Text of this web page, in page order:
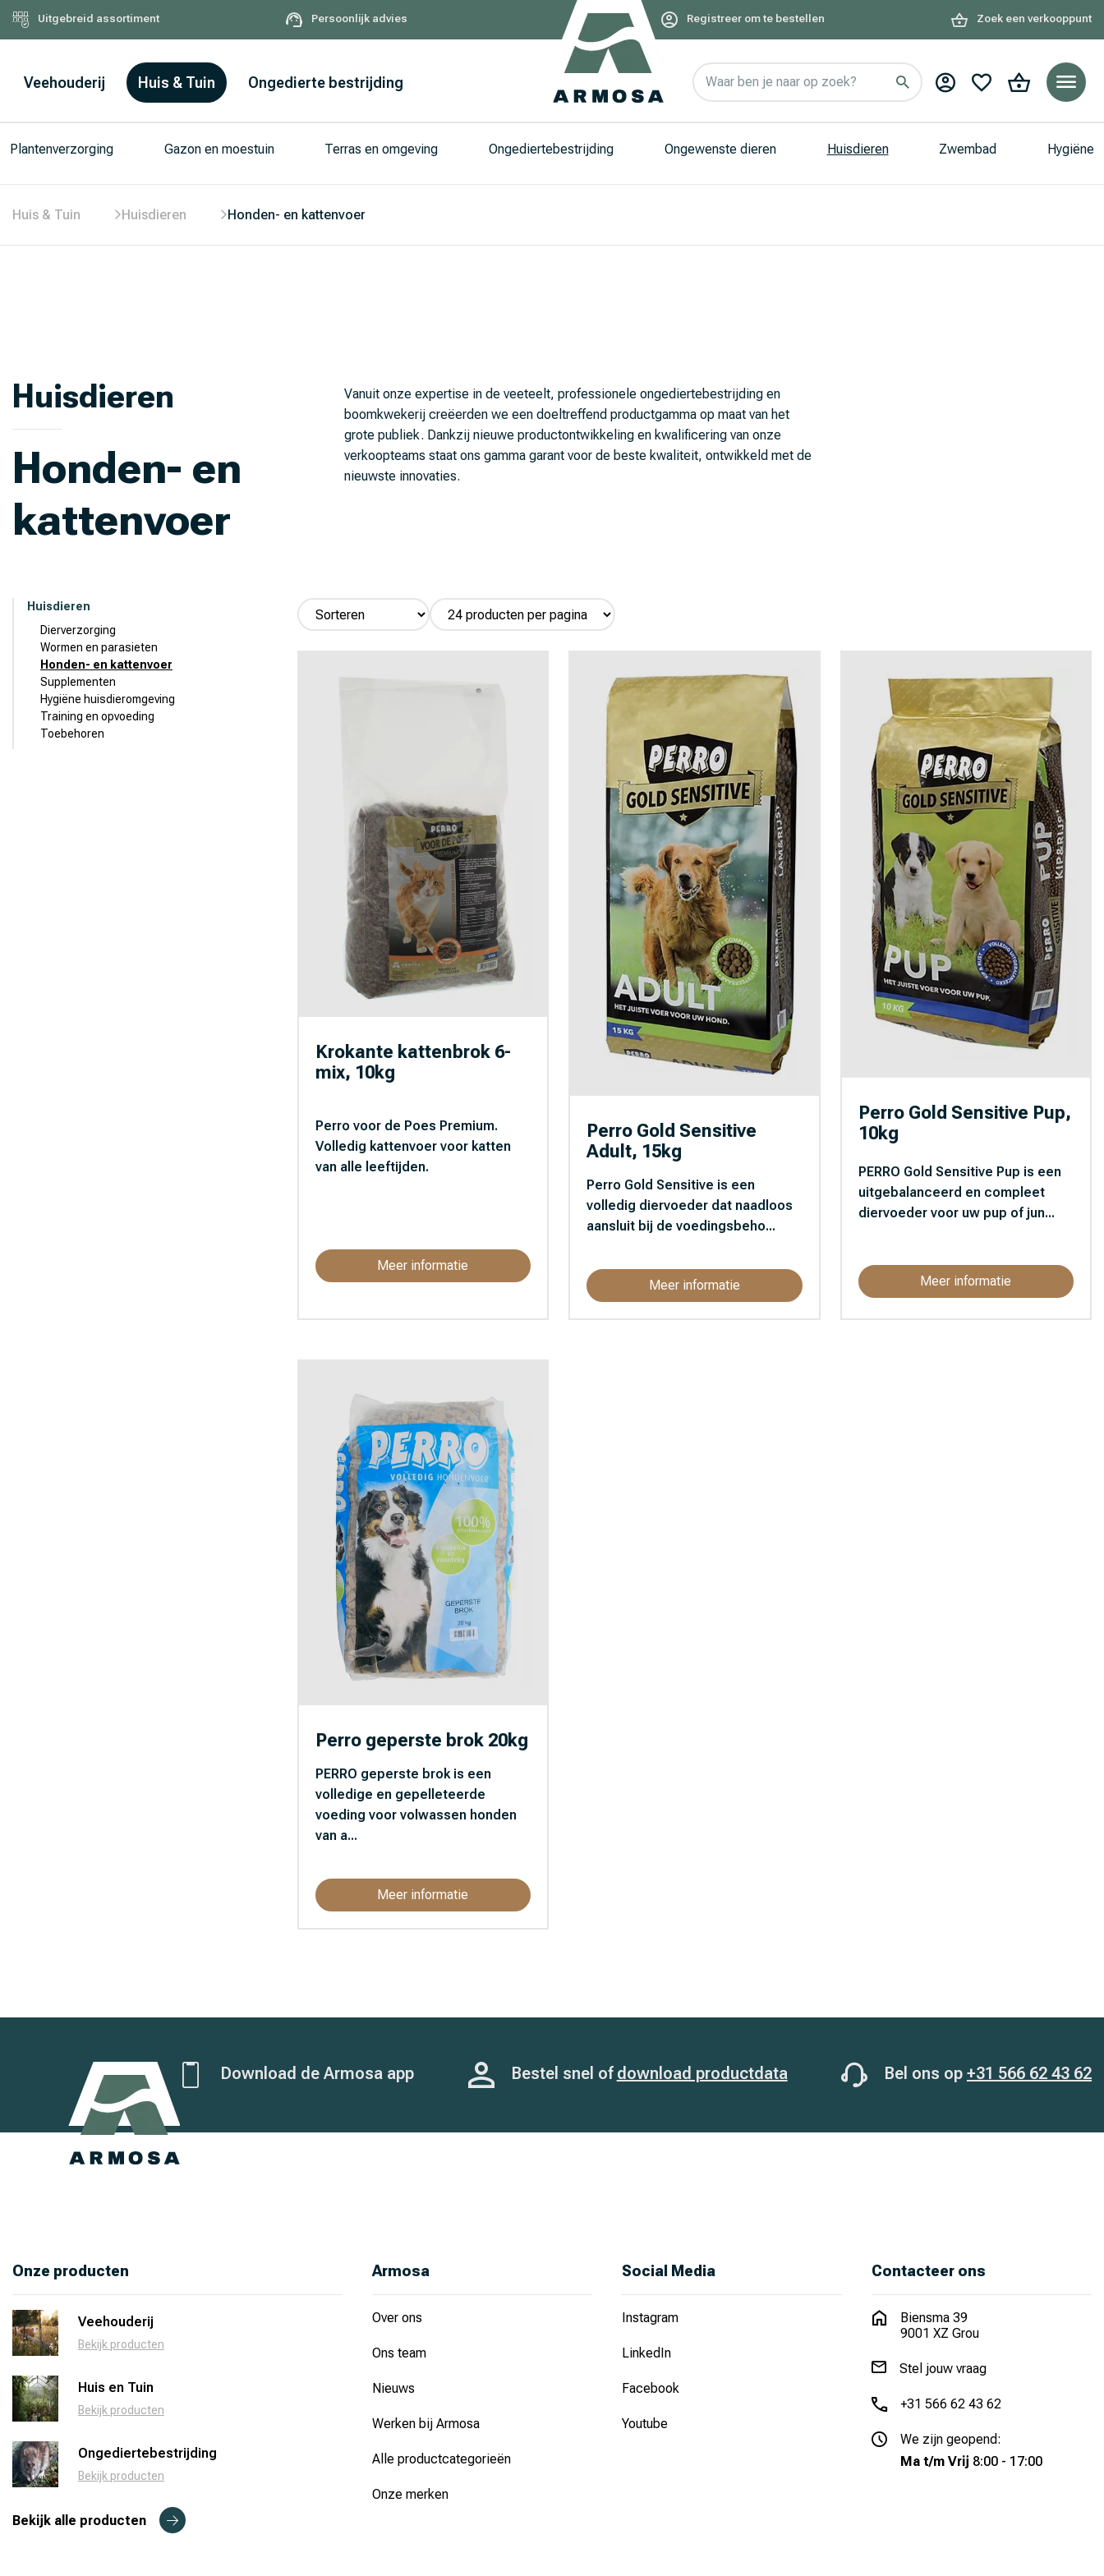
Uitgebreid assortiment Persoonlijk advies Registreer om te bestellen Zoek een verkooppunt
Veehouderij Huis & Tuin
Plantenverzorging Gazon en moestuin Terras en omgeving Ongediertebestrijding Ongewenste dieren Huisdieren Zwembad Hygiëne
Ongedierte bestrijding Waar ben je naar op zoek?
Huis & Tuin Huisdieren Honden- en kattenvoer
Huisdieren
Honden- en
kattenvoer
Vanuit onze expertise in de veeteelt, professionele ongediertebestrijding en
boomkwekerij creëerden we een doeltreffend productgamma op maat van het
grote publiek. Dankzij nieuwe productontwikkeling en kwalificering van onze
verkoopteams staat ons gamma garant voor de beste kwaliteit, ontwikkeld met de
nieuwste innovaties.
Huisdieren
Dierverzorging
Wormen en parasieten
Honden- en kattenvoer
Supplementen
Hygiëne huisdieromgeving
Training en opvoeding
Toebehoren
Krokante kattenbrok 6-
mix, 10kg
Perro voor de Poes Premium.
Volledig kattenvoer voor katten
van alle leeftijden.
Meer informatie
Perro Gold Sensitive
Adult, 15kg
Perro Gold Sensitive is een
volledig diervoeder dat naadloos
aansluit bij de voedingsbeho...
Meer informatie
Perro Gold Sensitive Pup,
10kg
PERRO Gold Sensitive Pup is een
uitgebalanceerd en compleet
diervoeder voor uw pup of jun...
Meer informatie
Perro geperste brok 20kg
PERRO geperste brok is een
volledige en gepelleteerde
voeding voor volwassen honden
van a...
Meer informatie
Download de Armosa app Bestel snel of download productdata Bel ons op +31 566 62 43 62
Onze producten
Veehouderij
Bekijk producten
Huis en Tuin
Bekijk producten
Ongediertebestrijding
Bekijk producten
Bekijk alle producten
Armosa
Over ons
Ons team
Nieuws
Werken bij Armosa
Alle productcategorieën
Onze merken
Social Media
Instagram
LinkedIn
Facebook
Youtube
Contacteer ons
Biensma 39
9001 XZ Grou
Stel jouw vraag
+31 566 62 43 62
We zijn geopend:
Ma t/m Vrij 8:00 - 17:00